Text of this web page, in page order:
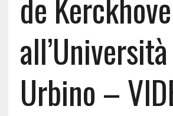
de Kerckhove
Urbino –